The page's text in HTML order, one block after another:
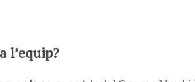
l’equip?